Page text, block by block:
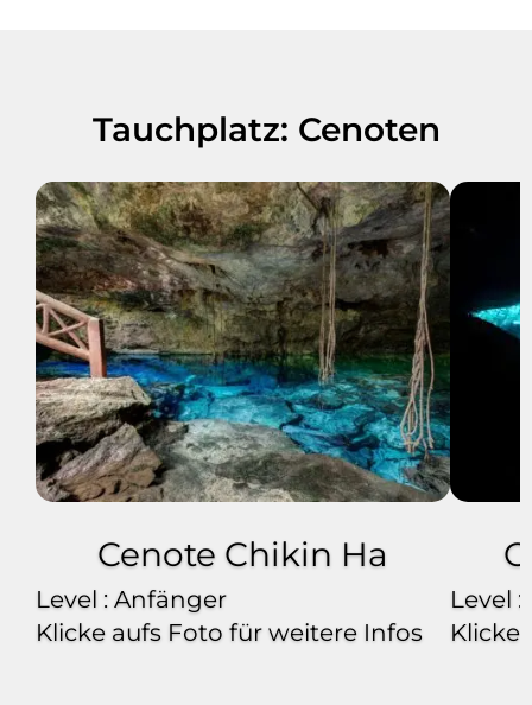
Tauchplatz: Cenoten
Cenote Chikin Ha
Level : Anfänger
Klicke aufs Foto für weitere Infos
Level :
Klicke